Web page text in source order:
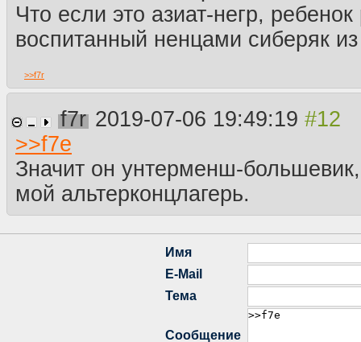
Что если это азиат-негр,
воспитанный ненцами сиберяк
>>f7r
f7r 2019-07-06 19:49:19
>>f7e
Значит он унтерменш-
мой альтерконцлагерь.